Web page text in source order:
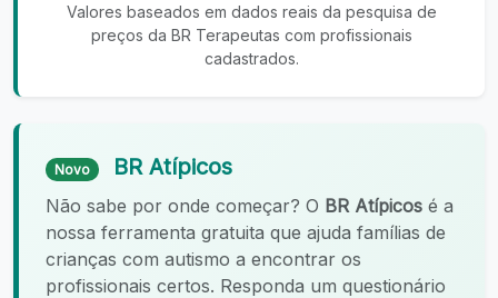
Valores baseados em dados reais da pesquisa de
preços da BR Terapeutas com profissionais
cadastrados.
Novo BR Atípicos
Não sabe por onde começar? O BR Atípicos é a
nossa ferramenta gratuita que ajuda famílias de
crianças com autismo a encontrar os
profissionais certos. Responda um questionário